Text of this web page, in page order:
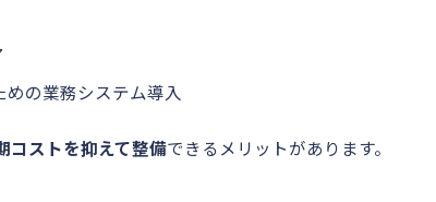
の業務システム導入
コストを抑えて整備できるメリットがあります。